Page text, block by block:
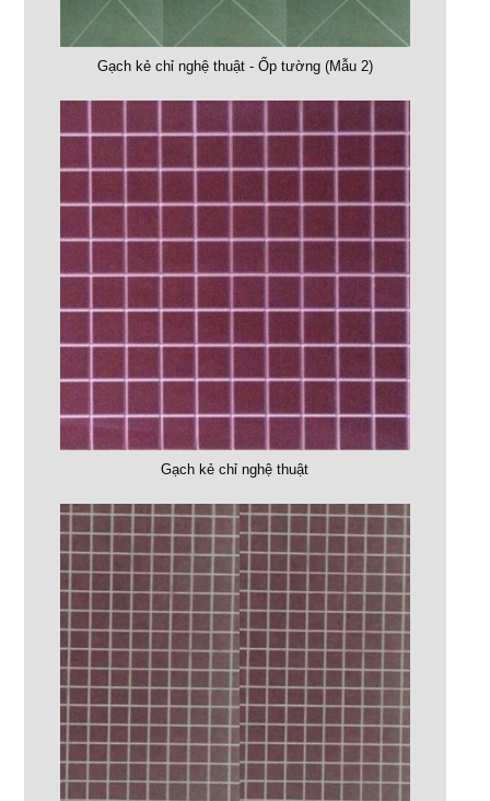
Gạch kẻ chỉ nghệ thuật - Ốp tường (Mẫu 2)
Gạch kẻ chỉ nghệ thuật